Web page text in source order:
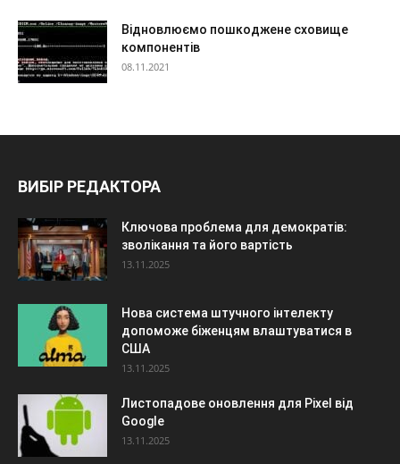
Відновлюємо пошкоджене сховище
компонентів
08.11.2021
ВИБІР РЕДАКТОРА
Ключова проблема для демократів:
зволікання та його вартість
13.11.2025
Нова система штучного інтелекту
допоможе біженцям влаштуватися в
США
13.11.2025
Листопадове оновлення для Pixel від
Google
13.11.2025